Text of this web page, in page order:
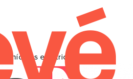
eléctricos a su flota